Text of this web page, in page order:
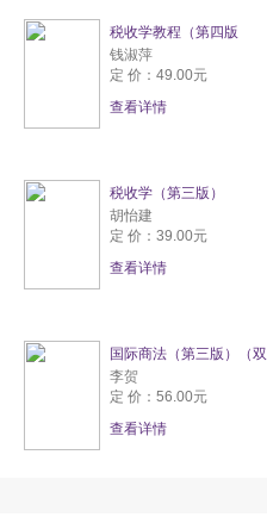
税收学教程（第四版
钱淑萍
定 价：49.00元
查看详情
税收学（第三版）
胡怡建
定 价：39.00元
查看详情
国际商法（第三版）（双
李贺
定 价：56.00元
查看详情